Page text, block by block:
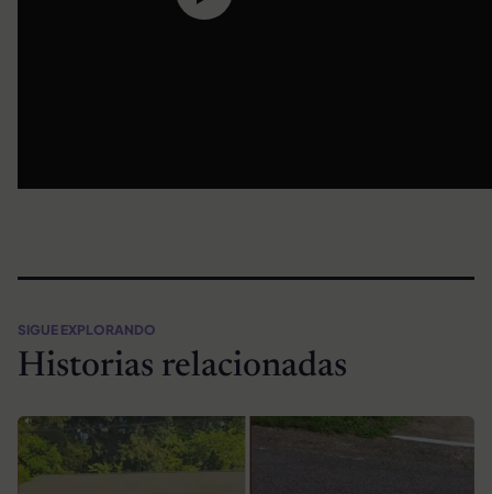
SIGUE EXPLORANDO
Historias relacionadas